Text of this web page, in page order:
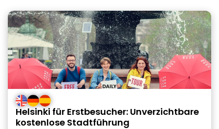
Helsinki für Erstbesucher: Unverzichtbare
kostenlose Stadtführung